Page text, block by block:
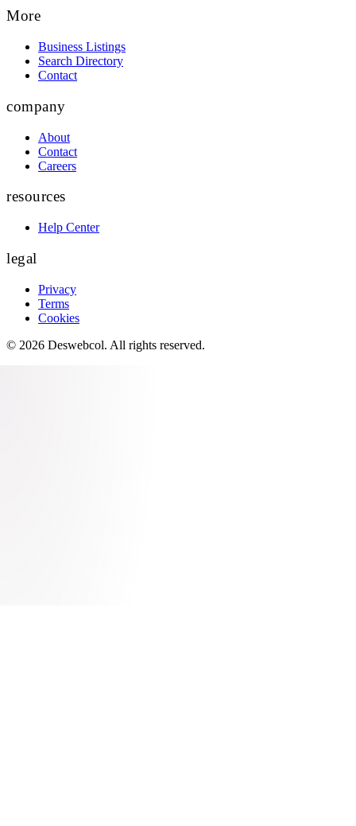
More
Business Listings
Search Directory
Contact
company
About
Contact
Careers
resources
Help Center
legal
Privacy
Terms
Cookies
© 2026 Deswebcol. All rights reserved.